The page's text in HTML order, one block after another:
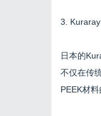
3. Kuraray
日本的
不仅在传
PEEK材